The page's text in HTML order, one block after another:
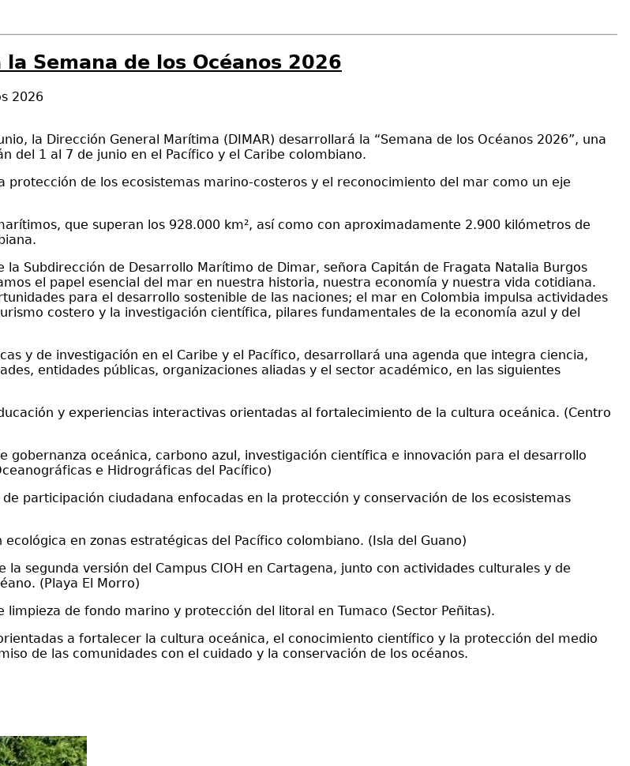
Semana de los Océanos 2026
2026
la Dirección General Marítima (DIMAR) desarrollará la “Semana de los Océanos 2026”, una
del 1 al 7 de junio en el Pacífico y el Caribe colombiano.
de los ecosistemas marino-costeros y el reconocimiento del mar como un eje
que superan los 928.000 km², así como con aproximadamente 2.900 kilómetros de
Subdirección de Desarrollo Marítimo de Dimar, señora Capitán de Fragata Natalia Burgos
el papel esencial del mar en nuestra historia, nuestra economía y nuestra vida cotidiana.
para el desarrollo sostenible de las naciones; el mar en Colombia impulsa actividades
costero y la investigación científica, pilares fundamentales de la economía azul y del
y de investigación en el Caribe y el Pacífico, desarrollará una agenda que integra ciencia,
entidades públicas, organizaciones aliadas y el sector académico, en las siguientes
y experiencias interactivas orientadas al fortalecimiento de la cultura oceánica. (Centro
gobernanza oceánica, carbono azul, investigación científica e innovación para el desarrollo
e Hidrográficas del Pacífico)
participación ciudadana enfocadas en la protección y conservación de los ecosistemas
en zonas estratégicas del Pacífico colombiano. (Isla del Guano)
segunda versión del Campus CIOH en Cartagena, junto con actividades culturales y de
(Playa El Morro)
de fondo marino y protección del litoral en Tumaco (Sector Peñitas).
a fortalecer la cultura oceánica, el conocimiento científico y la protección del medio
de las comunidades con el cuidado y la conservación de los océanos.